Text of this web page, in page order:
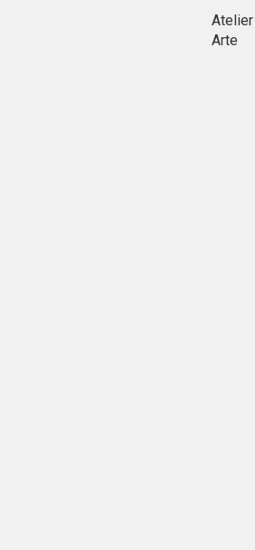
Atelier
Arte